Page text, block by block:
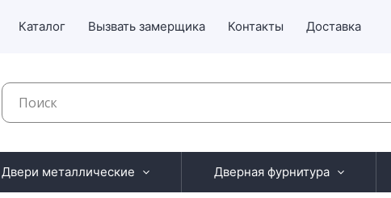
Каталог Вызвать замерщика Контакты Доставка
Двери металлические Дверная фурнитура